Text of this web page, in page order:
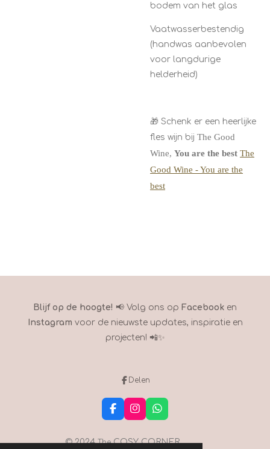
bodem van het glas
Vaatwasserbestendig
(handwas aanbevolen
voor langdurige
helderheid)
🎁 Schenk er een heerlijke
fles wijn bij The Good
Wine, You are the best The
Good Wine - You are the
best
Blijf op de hoogte! 📢 Volg ons op Facebook en
Instagram voor de nieuwste updates, inspiratie en
projecten! 📲✨
Delen
F
a
e
I
n
t
W
h
t
© 2024TheCOSY CORNER